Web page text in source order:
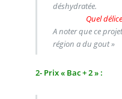
déshydratée.
Quel
A noter que ce
région a du gout »
2- Prix « Bac + 2 » :